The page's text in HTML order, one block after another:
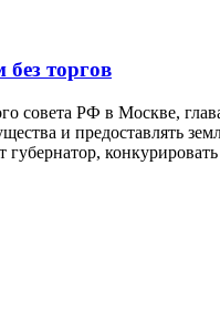
торгов
совета РФ в Москве,
и предоставлять